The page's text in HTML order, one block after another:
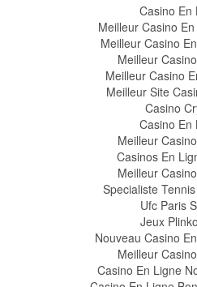
Casino En
Meilleur Casino
Meilleur Casino
Meilleur
Meilleur Casino
Meilleur Site
Casino
Casino En
Meilleur
Casinos En
Meilleur
Specialiste
Ufc Paris
Jeux
Nouveau Casino
Meilleur
Casino En Ligne